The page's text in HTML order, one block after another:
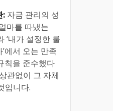
: 자금 관리의 성
마를 따냈는
‘내가 설정한 룰
에서 오는 만족
칙을 준수했다
관없이 그 자체
입니다.